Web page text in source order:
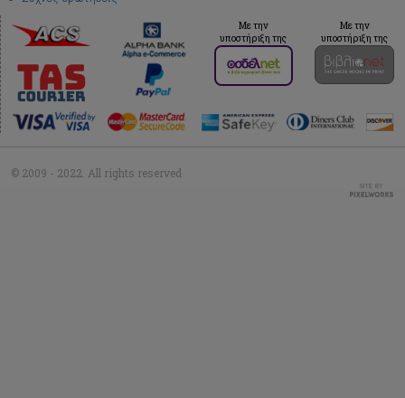
Με την
υποστήριξη της
Με την
υποστήριξη της
© 2009 - 2022. All rights reserved